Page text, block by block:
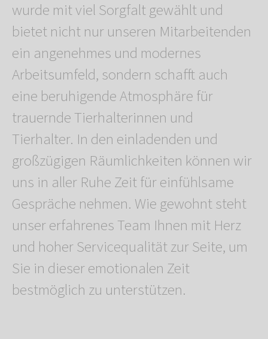
wurde mit viel Sorgfalt gewählt und
bietet nicht nur unseren Mitarbeitenden
ein angenehmes und modernes
Arbeitsumfeld, sondern schafft auch
eine beruhigende Atmosphäre für
trauernde Tierhalterinnen und
Tierhalter. In den einladenden und
großzügigen Räumlichkeiten können wir
uns in aller Ruhe Zeit für einfühlsame
Gespräche nehmen. Wie gewohnt steht
unser erfahrenes Team Ihnen mit Herz
und hoher Servicequalität zur Seite, um
Sie in dieser emotionalen Zeit
bestmöglich zu unterstützen.